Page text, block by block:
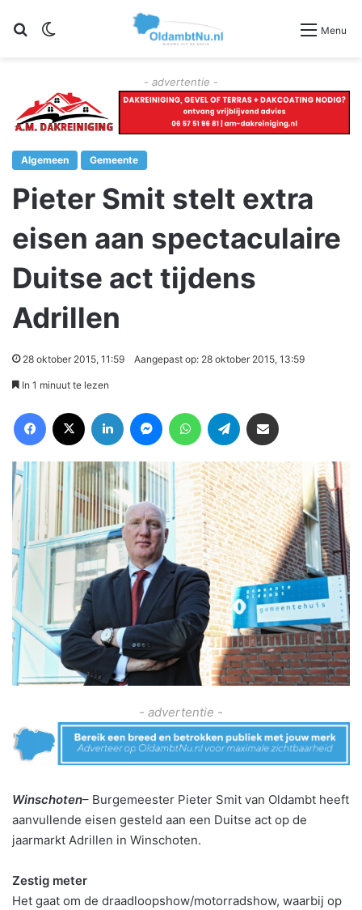
Zoeken Menu
- advertentie -
Algemeen Gemeente
Pieter Smit stelt extra
eisen aan spectaculaire
Duitse act tijdens
Adrillen
28 oktober 2015, 11:59 Aangepast op: 28 oktober 2015, 13:59
In 1 minuut te lezen
- advertentie -
Winschoten– Burgemeester Pieter Smit van Oldambt heeft
aanvullende eisen gesteld aan een Duitse act op de
jaarmarkt Adrillen in Winschoten.
Zestig meter
Het gaat om de draadloopshow/motorradshow, waarbij op